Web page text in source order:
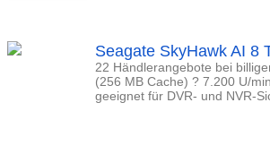
Seagate SkyHawk AI 8
22 Händlerangebote bei
(256 MB Cache) ? 7.200 U/
geeignet für DVR- und NVR-